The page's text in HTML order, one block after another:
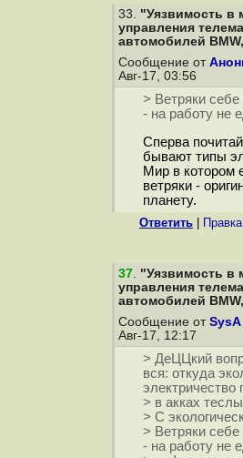
33. "Уязвимость в
управления
автомобилей
Сообщение от
Авг-17, 03:56
> Ветряки себе
- на работу не
Сперва
бывают типы
Мир в котором
ветряки -
планету.
Ответить Правка
37. "Уязвимость в
управления
автомобилей
Сообщение от SysA
Авг-17, 12:17
> ДеЦЦкий
вся: откуда
электричество
> в акках
> С
> Ветряки себе
- на работу не